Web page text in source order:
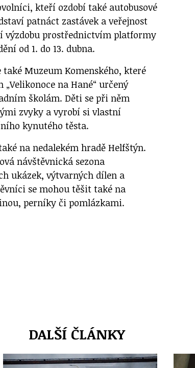
kteří ozdobí také autobusové
patnáct zastávek a veřejnost
výzdobu prostřednictvím platformy
od 1. do 13. dubna.
Muzeum Komenského, které
na Hané“ určený
školám. Děti se při něm
zvyky a vyrobí si vlastní
kynutého těsta.
na nedalekém hradě Helfštýn.
návštěvnická sezona
ukázek, výtvarných dílen a
se mohou těšit také na
perníky či pomlázkami.
DALŠÍ ČLÁNKY